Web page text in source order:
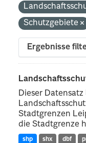
Schutzgebiete
Ergebnisse
Dieser
Stadtgrenzen
die Stadtgrenze
shp shx dbf